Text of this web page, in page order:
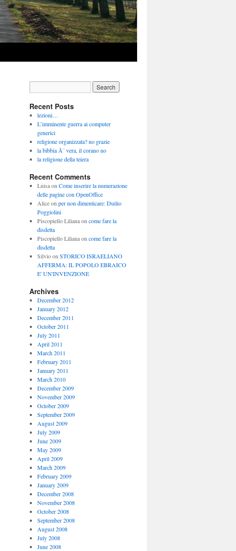
Recent Posts
lezioni…
L’imminente guerra ai computer
generici
religione organizzata? no grazie
la bibbia Ã¨ vera, il corano no
la religione della teiera
Recent Comments
Luisaon Come inserire la numerazione
delle pagine con OpenOffice
Aliceon per non dimenticare: Duilio
Poggiolini
Piscopiello Lilianaon come fare la
disdetta
Piscopiello Lilianaon come fare la
disdetta
Silvioon STORICO ISRAELIANO
AFFERMA: IL POPOLO EBRAICO
E' UN'INVENZIONE
Archives
December 2012
January 2012
December 2011
October 2011
July 2011
April 2011
March 2011
February 2011
January 2011
March 2010
December 2009
November 2009
October 2009
September 2009
August 2009
July 2009
June 2009
May 2009
April 2009
March 2009
February 2009
January 2009
December 2008
November 2008
October 2008
September 2008
August 2008
July 2008
June 2008